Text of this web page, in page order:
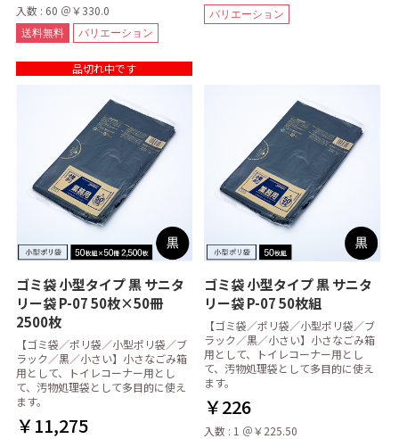
入数 : 60 ＠￥330.0
送料無料 バリエーション
品切れ中です
バリエーション
ゴミ袋 小型タイプ 黒 サニタ
リー袋 P-07 50枚×50冊
2500枚
【ゴミ袋／ポリ袋／小型ポリ袋／ブ
ラック／黒／小さい】小さなごみ箱
用として、トイレコーナー用とし
て、汚物処理袋として多目的に使え
ます。
￥11,275
ゴミ袋 小型タイプ 黒 サニタ
リー袋 P-07 50枚組
【ゴミ袋／ポリ袋／小型ポリ袋／ブ
ラック／黒／小さい】小さなごみ箱
用として、トイレコーナー用とし
て、汚物処理袋として多目的に使え
ます。
￥226
入数 : 1 ＠￥225.50